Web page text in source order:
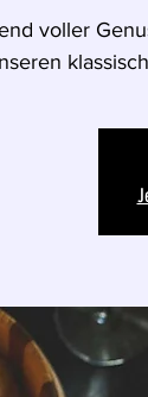
voller